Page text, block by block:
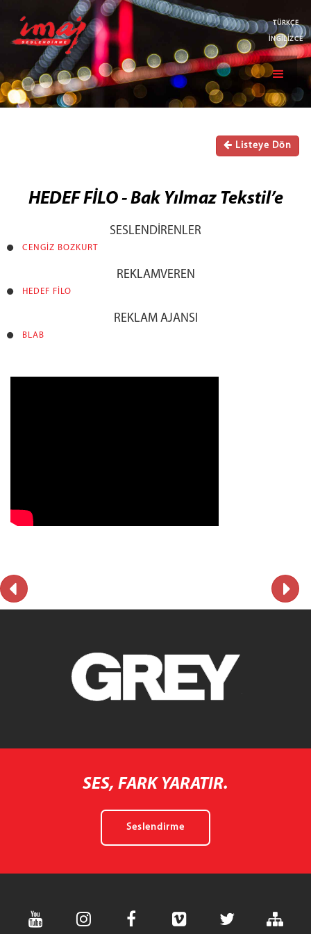
TÜRKÇE
İNGİLİZCE
Listeye Dön
HEDEF FİLO - Bak Yılmaz Tekstil’e
SESLENDİRENLER
CENGİZ BOZKURT
REKLAMVEREN
HEDEF FİLO
REKLAM AJANSI
BLAB
SES, FARK YARATIR.
Seslendirme